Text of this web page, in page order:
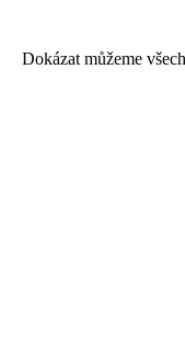
Dokázat můžeme